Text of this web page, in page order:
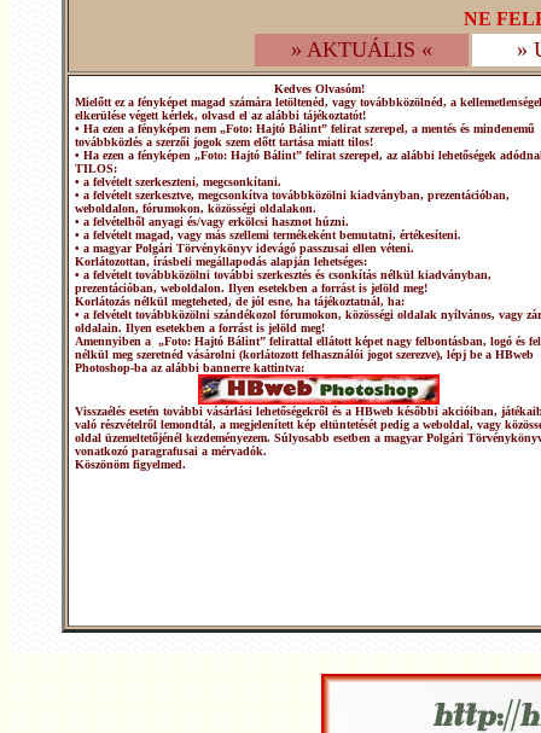
NE
» AKTUÁLIS « »
Kedves Olvasóm!
Mielőtt ez a fényképet magad számára letöltenéd, vagy továbbközölnéd, a
elkerülése végett kérlek, olvasd el az alábbi tájékoztatót!
• Ha ezen a fényképen nem „Foto: Hajtó Bálint” felirat szerepel, a mentés és mindenemű
továbbközlés a szerzői jogok szem előtt tartása miatt tilos!
• Ha ezen a fényképen „Foto: Hajtó Bálint” felirat szerepel, az alábbi lehetőségek
TILOS:
• a felvételt szerkeszteni, megcsonkítani.
• a felvételt szerkesztve, megcsonkítva továbbközölni kiadványban, prezentációban,
weboldalon, fórumokon, közösségi oldalakon.
• a felvételből anyagi és/vagy erkölcsi hasznot húzni.
• a felvételt magad, vagy más szellemi termékeként bemutatni, értékesíteni.
• a magyar Polgári Törvénykönyv idevágó passzusai ellen véteni.
Korlátozottan, írásbeli megállapodás alapján lehetséges:
• a felvételt továbbközölni további szerkesztés és csonkítás nélkül kiadványban,
prezentációban, weboldalon. Ilyen esetekben a forrást is jelöld meg!
Korlátozás nélkül megteheted, de jól esne, ha tájékoztatnál, ha:
• a felvételt továbbközölni szándékozol fórumokon, közösségi oldalak nyílvános, vagy
oldalain. Ilyen esetekben a forrást is jelöld meg!
Amennyiben a „Foto: Hajtó Bálint” felirattal ellátott képet nagy felbontásban, logó és
nélkül meg szeretnéd vásárolni (korlátozott felhasználói jogot szerezve), lépj be a HBweb
Photoshop-ba az alábbi bannerre kattintva:
Visszaélés esetén további vásárlási lehetőségekről és a HBweb későbbi akcióiban,
való részvételről lemondtál, a megjelenített kép eltüntetését pedig a weboldal, vagy
oldal üzemeltetőjénél kezdeményezem. Súlyosabb esetben a magyar Polgári
vonatkozó paragrafusai a mérvadók.
Köszönöm figyelmed.